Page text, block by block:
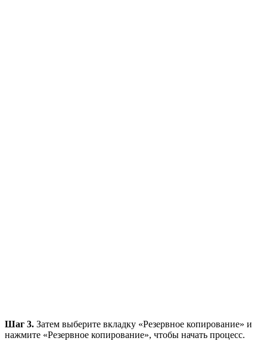
Шаг 3. Затем выберите вкладку «Резервное копирование» и
нажмите «Резервное копирование», чтобы начать процесс.